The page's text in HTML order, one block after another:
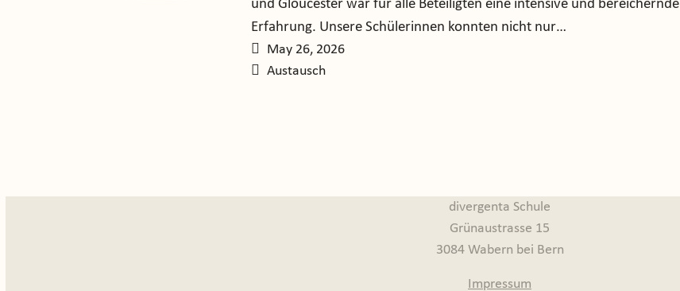
und Gloucester war für alle Beteiligten eine intensive und bereichernde
Erfahrung. Unsere Schülerinnen konnten nicht nur…
May 26, 2026
Austausch
divergenta Schule
Grünaustrasse 15
3084 Wabern bei Bern
Impressum